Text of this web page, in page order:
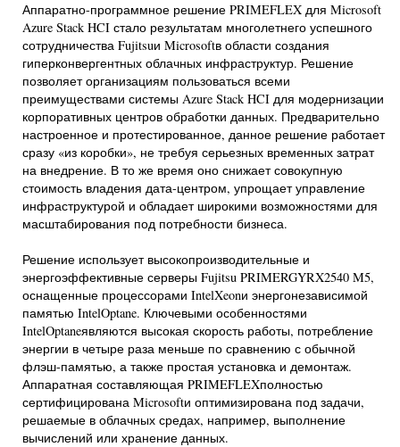
Аппаратно-программное решение PRIMEFLEX для Microsoft
Azure Stack HCI стало результатам многолетнего успешного
сотрудничества Fujitsuи Microsoftв области создания
гиперконвергентных облачных инфраструктур. Решение
позволяет организациям пользоваться всеми
преимуществами системы Azure Stack HCI для модернизации
корпоративных центров обработки данных. Предварительно
настроенное и протестированное, данное решение работает
сразу «из коробки», не требуя серьезных временных затрат
на внедрение. В то же время оно снижает совокупную
стоимость владения дата-центром, упрощает управление
инфраструктурой и обладает широкими возможностями для
масштабирования под потребности бизнеса.
Решение использует высокопроизводительные и
энергоэффективные серверы Fujitsu PRIMERGYRX2540 M5,
оснащенные процессорами IntelXeonи энергонезависимой
памятью IntelOptane. Ключевыми особенностями
IntelOptaneявляются высокая скорость работы, потребление
энергии в четыре раза меньше по сравнению с обычной
флэш-памятью, а также простая установка и демонтаж.
Аппаратная составляющая PRIMEFLEXполностью
сертифицирована Microsoftи оптимизирована под задачи,
решаемые в облачных средах, например, выполнение
вычислений или хранение данных.